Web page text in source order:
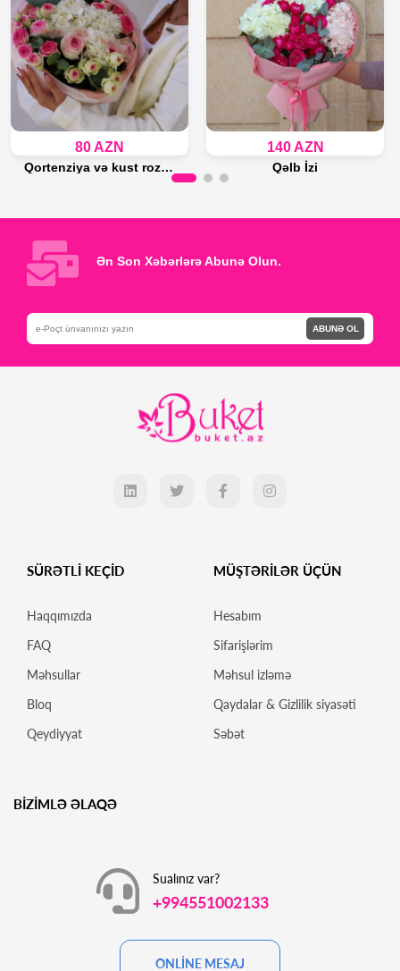
80 AZN
Qortenziya və kust roza buketi
140 AZN
Qəlb İzi
Ən Son Xəbərlərə Abunə Olun.
ABUNƏ OL
SÜRƏTLİ KEÇİD
Haqqımızda
FAQ
Məhsullar
Bloq
Qeydiyyat
MÜŞTƏRİLƏR ÜÇÜN
Hesabım
Sifarişlərim
Məhsul izləmə
Qaydalar & Gizlilik siyasəti
Səbət
BİZİMLƏ ƏLAQƏ
Sualınız var?
+994551002133
ONLİNE MESAJ